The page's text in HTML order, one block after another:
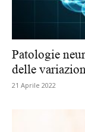
Patologie
delle
21 Aprile 2022